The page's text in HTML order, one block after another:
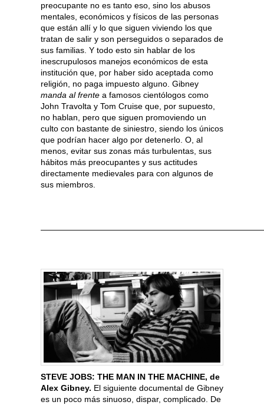
preocupante no es tanto eso, sino los abusos
mentales, económicos y físicos de las personas
que están allí y lo que siguen viviendo los que
tratan de salir y son perseguidos o separados de
sus familias. Y todo esto sin hablar de los
inescrupulosos manejos económicos de esta
institución que, por haber sido aceptada como
religión, no paga impuesto alguno. Gibney
manda al frente a famosos cientólogos como
John Travolta y Tom Cruise que, por supuesto,
no hablan, pero que siguen promoviendo un
culto con bastante de siniestro, siendo los únicos
que podrían hacer algo por detenerlo. O, al
menos, evitar sus zonas más turbulentas, sus
hábitos más preocupantes y sus actitudes
directamente medievales para con algunos de
sus miembros.
STEVE JOBS: THE MAN IN THE MACHINE, de
Alex Gibney. El siguiente documental de Gibney
es un poco más sinuoso, dispar, complicado. De